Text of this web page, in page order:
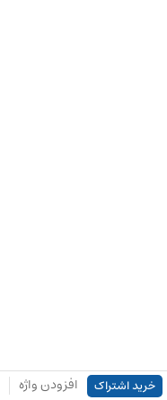
خرید اشتراک افزودن واژه